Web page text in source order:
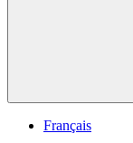
Français